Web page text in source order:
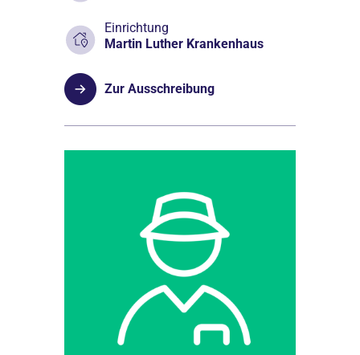
Einrichtung
Martin Luther Krankenhaus
Zur Ausschreibung